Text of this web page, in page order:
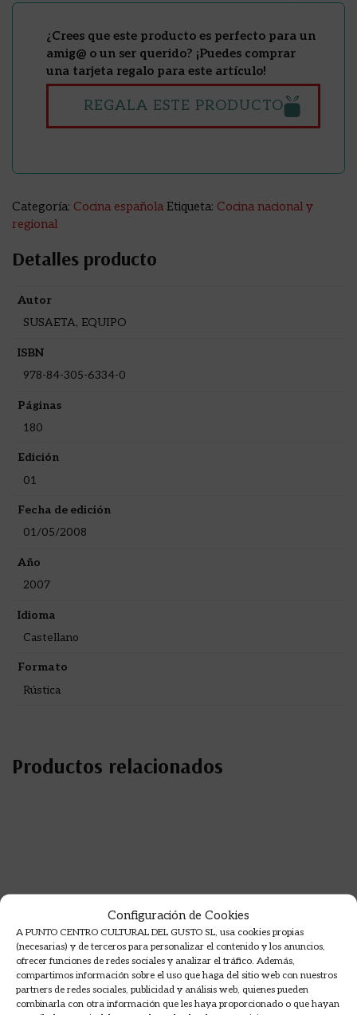
Configuración de Cookies
A PUNTO CENTRO CULTURAL DEL GUSTO SL, usa cookies propias
(necesarias) y de terceros para personalizar el contenido y los anuncios,
ofrecer funciones de redes sociales y analizar el tráfico. Además,
compartimos información sobre el uso que haga del sitio web con nuestros
partners de redes sociales, publicidad y análisis web, quienes pueden
combinarla con otra información que les haya proporcionado o que hayan
¿Crees que este producto es perfecto para un
amig@ o un ser querido? ¡Puedes comprar
una tarjeta regalo para este artículo!
REGALA ESTE PRODUCTO
Categoría: Cocina española Etiqueta: Cocina nacional y
regional
Detalles producto
Autor
SUSAETA, EQUIPO
ISBN
978-84-305-6334-0
Páginas
180
Edición
01
Fecha de edición
01/05/2008
Año
2007
Idioma
Castellano
Formato
Rústica
Productos relacionados